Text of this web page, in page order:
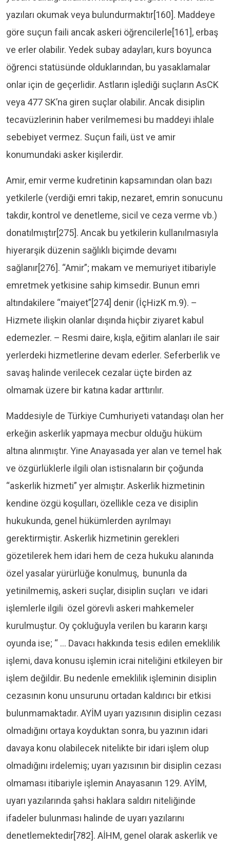
yazıları okumak veya bulundurmaktır[160]. Maddeye
göre suçun faili ancak askeri öğrencilerle[161], erbaş
ve erler olabilir. Yedek subay adayları, kurs boyunca
öğrenci statüsünde olduklarından, bu yasaklamalar
onlar için de geçerlidir. Astların işlediği suçların AsCK
veya 477 SK’na giren suçlar olabilir. Ancak disiplin
tecavüzlerinin haber verilmemesi bu maddeyi ihlale
sebebiyet vermez. Suçun faili, üst ve amir
konumundaki asker kişilerdir.
Amir, emir verme kudretinin kapsamından olan bazı
yetkilerle (verdiği emri takip, nezaret, emrin sonucunu
takdir, kontrol ve denetleme, sicil ve ceza verme vb.)
donatılmıştır[275]. Ancak bu yetkilerin kullanılmasıyla
hiyerarşik düzenin sağlıklı biçimde devamı
sağlanır[276]. “Amir”; makam ve memuriyet itibariyle
emretmek yetkisine sahip kimsedir. Bunun emri
altındakilere “maiyet”[274] denir (İçHizK m.9). –
Hizmete ilişkin olanlar dışında hiçbir ziyaret kabul
edemezler. – Resmi daire, kışla, eğitim alanları ile sair
yerlerdeki hizmetlerine devam ederler. Seferberlik ve
savaş halinde verilecek cezalar üçte birden az
olmamak üzere bir katına kadar arttırılır.
Maddesiyle de Türkiye Cumhuriyeti vatandaşı olan her
erkeğin askerlik yapmaya mecbur olduğu hüküm
altına alınmıştır. Yine Anayasada yer alan ve temel hak
ve özgürlüklerle ilgili olan istisnaların bir çoğunda
“askerlik hizmeti” yer almıştır. Askerlik hizmetinin
kendine özgü koşulları, özellikle ceza ve disiplin
hukukunda, genel hükümlerden ayrılmayı
gerektirmiştir. Askerlik hizmetinin gerekleri
gözetilerek hem idari hem de ceza hukuku alanında
özel yasalar yürürlüğe konulmuş, bununla da
yetinilmemiş, askeri suçlar, disiplin suçları ve idari
işlemlerle ilgili özel görevli askeri mahkemeler
kurulmuştur. Oy çokluğuyla verilen bu kararın karşı
oyunda ise; “ … Davacı hakkında tesis edilen emeklilik
işlemi, dava konusu işlemin icrai niteliğini etkileyen bir
işlem değildir. Bu nedenle emeklilik işleminin disiplin
cezasının konu unsurunu ortadan kaldırıcı bir etkisi
bulunmamaktadır. AYİM uyarı yazısının disiplin cezası
olmadığını ortaya koyduktan sonra, bu yazının idari
davaya konu olabilecek nitelikte bir idari işlem olup
olmadığını irdelemiş; uyarı yazısının bir disiplin cezası
olmaması itibariyle işlemin Anayasanın 129. AYİM,
uyarı yazılarında şahsi haklara saldırı niteliğinde
ifadeler bulunması halinde de uyarı yazılarını
denetlemektedir[782]. AİHM, genel olarak askerlik ve